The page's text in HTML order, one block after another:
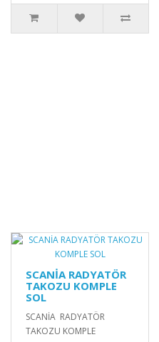
SCANİA RADYATÖR
TAKOZU KOMPLE
SOL
SCANİA RADYATÖR
TAKOZU KOMPLE